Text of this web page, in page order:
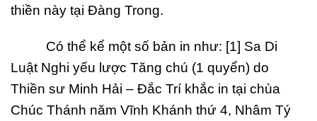
thiền này tại Đàng Trong.
Có thể kể một số bản in như: [1] Sa Di
Luật Nghi yếu lược Tăng chú (1 quyển) do
Thiền sư Minh Hải – Đắc Trí khắc in tại chùa
Chúc Thánh năm Vĩnh Khánh thứ 4, Nhâm Tý